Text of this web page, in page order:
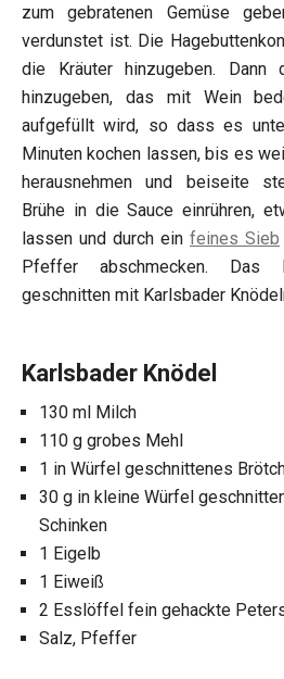
zum gebratenen Gemüse
verdunstet ist. Die
die Kräuter hinzugeben. Dann
hinzugeben, das mit Wein
aufgefüllt wird, so dass es
Minuten kochen lassen, bis es
herausnehmen und beiseite
Brühe in die Sauce einrühren,
lassen und durch ein feines Sieb
Pfeffer abschmecken. Das
geschnitten mit Karlsbader
Karlsbader Knödel
130 ml Milch
110 g grobes Mehl
1 in Würfel geschnittenes
30 g in kleine Würfel
Schinken
1 Eigelb
1 Eiweiß
2 Esslöffel fein gehackte
Salz, Pfeffer